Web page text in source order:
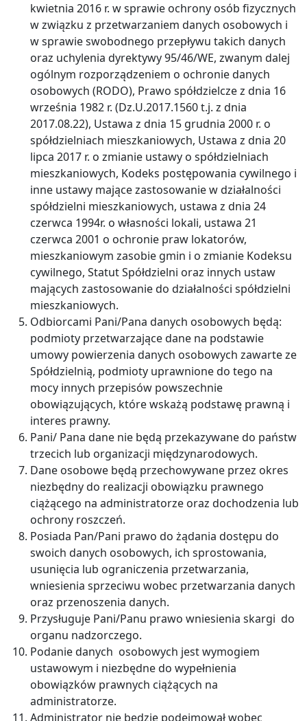
kwietnia 2016 r. w sprawie ochrony osób fizycznych
w związku z przetwarzaniem danych osobowych i
w sprawie swobodnego przepływu takich danych
oraz uchylenia dyrektywy 95/46/WE, zwanym dalej
ogólnym rozporządzeniem o ochronie danych
osobowych (RODO), Prawo spółdzielcze z dnia 16
września 1982 r. (Dz.U.2017.1560 t.j. z dnia
2017.08.22), Ustawa z dnia 15 grudnia 2000 r. o
spółdzielniach mieszkaniowych, Ustawa z dnia 20
lipca 2017 r. o zmianie ustawy o spółdzielniach
mieszkaniowych, Kodeks postępowania cywilnego i
inne ustawy mające zastosowanie w działalności
spółdzielni mieszkaniowych, ustawa z dnia 24
czerwca 1994r. o własności lokali, ustawa 21
czerwca 2001 o ochronie praw lokatorów,
mieszkaniowym zasobie gmin i o zmianie Kodeksu
cywilnego, Statut Spółdzielni oraz innych ustaw
mających zastosowanie do działalności spółdzielni
mieszkaniowych.
Odbiorcami Pani/Pana danych osobowych będą:
podmioty przetwarzające dane na podstawie
umowy powierzenia danych osobowych zawarte ze
Spółdzielnią, podmioty uprawnione do tego na
mocy innych przepisów powszechnie
obowiązujących, które wskażą podstawę prawną i
interes prawny.
Pani/ Pana dane nie będą przekazywane do państw
trzecich lub organizacji międzynarodowych.
Dane osobowe będą przechowywane przez okres
niezbędny do realizacji obowiązku prawnego
ciążącego na administratorze oraz dochodzenia lub
ochrony roszczeń.
Posiada Pan/Pani prawo do żądania dostępu do
swoich danych osobowych, ich sprostowania,
usunięcia lub ograniczenia przetwarzania,
wniesienia sprzeciwu wobec przetwarzania danych
oraz przenoszenia danych.
Przysługuje Pani/Panu prawo wniesienia skargi do
organu nadzorczego.
Podanie danych osobowych jest wymogiem
ustawowym i niezbędne do wypełnienia
obowiązków prawnych ciążących na
administratorze.
Administrator nie będzie podejmował wobec